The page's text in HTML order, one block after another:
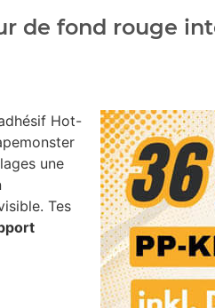
de fond rouge
Hot-
une
Tes